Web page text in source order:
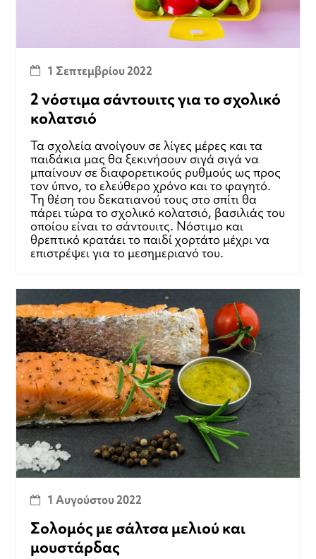
1 Σεπτεμβρίου 2022
2 νόστιμα σάντουιτς για το σχολικό
κολατσιό
Τα σχολεία ανοίγουν σε λίγες μέρες και τα
παιδάκια μας θα ξεκινήσουν σιγά σιγά να
μπαίνουν σε διαφορετικούς ρυθμούς ως προς
τον ύπνο, το ελεύθερο χρόνο και το φαγητό.
Τη θέση του δεκατιανού τους στο σπίτι θα
πάρει τώρα το σχολικό κολατσιό, βασιλιάς του
οποίου είναι το σάντουιτς. Νόστιμο και
θρεπτικό κρατάει το παιδί χορτάτο μέχρι να
επιστρέψει για το μεσημεριανό του.
1 Αυγούστου 2022
Σολομός με σάλτσα μελιού και
μουστάρδας